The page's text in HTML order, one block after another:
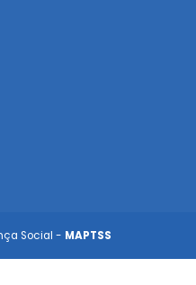
Social - MAPTSS